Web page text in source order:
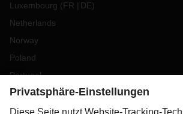
Luxembourg (FR DE)
Netherlands
Norway
Poland
Portugal
Romania
Slovakia